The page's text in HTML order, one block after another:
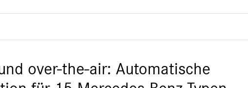
over-the-air: Automatische